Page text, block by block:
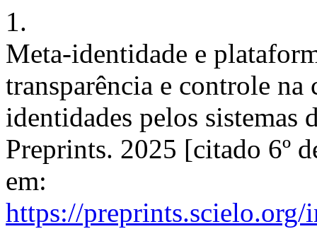
1.
Meta-identidade e
transparência e controle
identidades pelos
Preprints. 2025 [citado 6º
em:
https://